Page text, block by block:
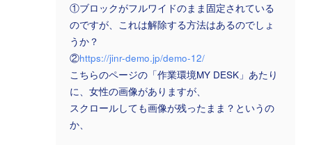
①ブロックがフルワイドのまま固定されている
のですが、これは解除する方法はあるのでしょ
うか？
②https://jinr-demo.jp/demo-12/
こちらのページの「作業環境MY DESK」あたり
に、女性の画像がありますが、
スクロールしても画像が残ったまま？というの
か、